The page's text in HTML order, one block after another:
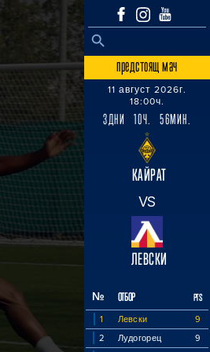
Search
SEARCH BUTTON
предстоящ мач
11 август 2026г.
18:00ч.
3ДНИ 10Ч. 56МИН.
КАЙРАТ
VS
ЛЕВСКИ
№ ОТБОР PTS
1 Левски
9
2
Лудогорец
9